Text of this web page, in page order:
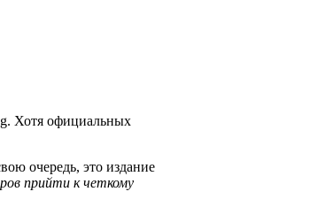
Хотя официальных
очередь, это издание
прийти к четкому